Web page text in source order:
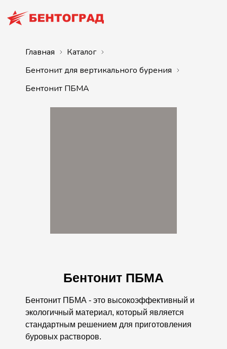
Главная
Каталог
Бентонит для вертикального бурения
Бентонит ПБМА
Бентонит ПБМА
Бентонит ПБМА - это высокоэффективный и
экологичный материал, который является
стандартным решением для приготовления
буровых растворов.